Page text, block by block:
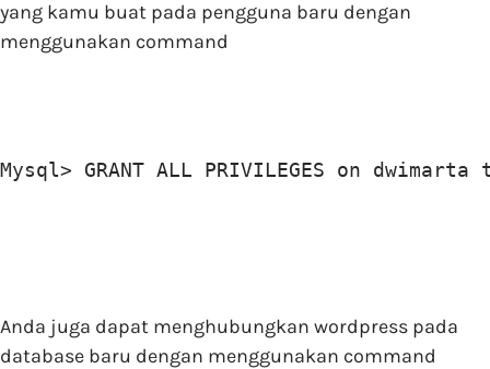
yang kamu buat pada pengguna baru dengan
menggunakan command
Mysql> GRANT ALL PRIVILEGES on
Anda juga dapat menghubungkan wordpress pada
database baru dengan menggunakan command